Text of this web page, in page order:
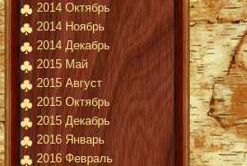
2014 Октябрь
2014 Ноябрь
2014 Декабрь
2015 Май
2015 Август
2015 Октябрь
2015 Декабрь
2016 Январь
2016 Февраль